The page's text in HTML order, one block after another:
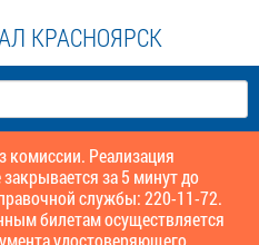
КРАСНОЯРСК
комиссии. Реализация
за 5 минут до
службы: 220-11-72.
билетам осуществляется
удостоверяющего